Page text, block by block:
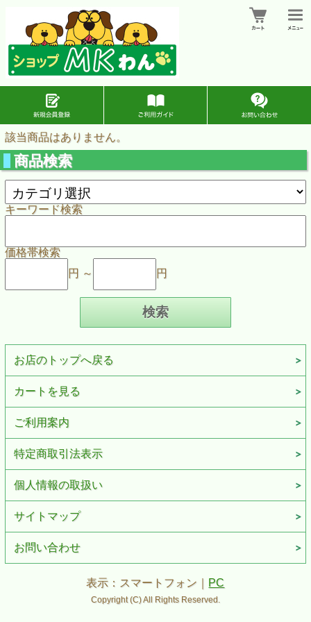
該当商品はありません。
商品検索
キーワード検索
価格帯検索
円 ～
円
お店のトップへ戻る
カートを見る
ご利用案内
特定商取引法表示
個人情報の取扱い
サイトマップ
お問い合わせ
表示：スマートフォン｜ PC
Copyright (C) All Rights Reserved.